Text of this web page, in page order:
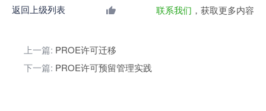
返回上级列表 联系我们 ，获取更多内容
上一篇: PROE许可迁移
下一篇: PROE许可预留管理实践